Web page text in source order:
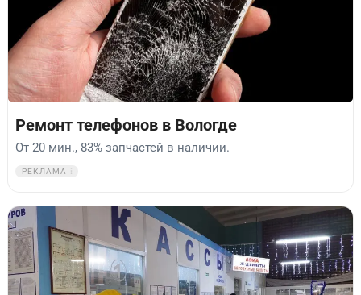
Ремонт телефонов в Вологде
От 20 мин., 83% запчастей в наличии.
РЕКЛАМА